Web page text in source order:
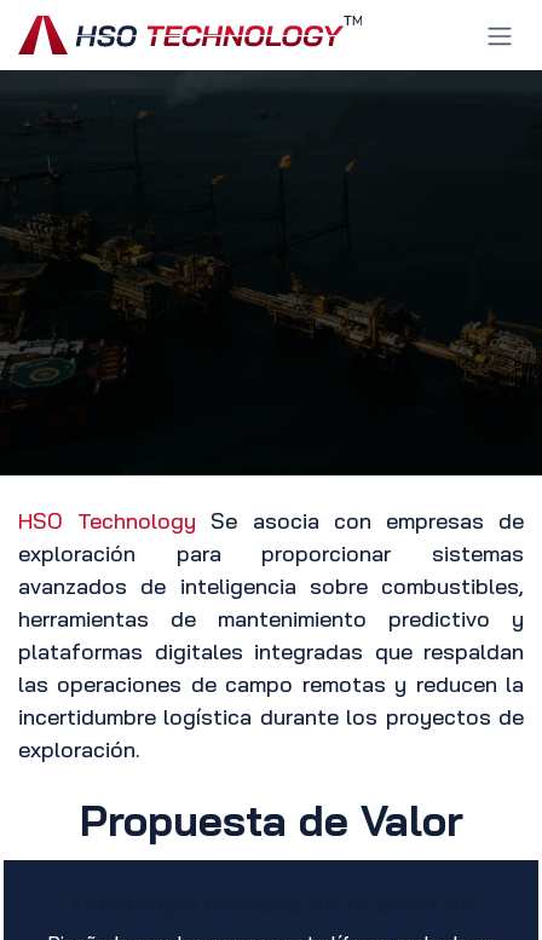
Ir al contenido
HSO Technology Se asocia con empresas de
exploración para proporcionar sistemas
avanzados de inteligencia sobre combustibles,
herramientas de mantenimiento predictivo y
plataformas digitales integradas que respaldan
las operaciones de campo remotas y reducen la
incertidumbre logística durante los proyectos de
exploración.
Propuesta de Valor